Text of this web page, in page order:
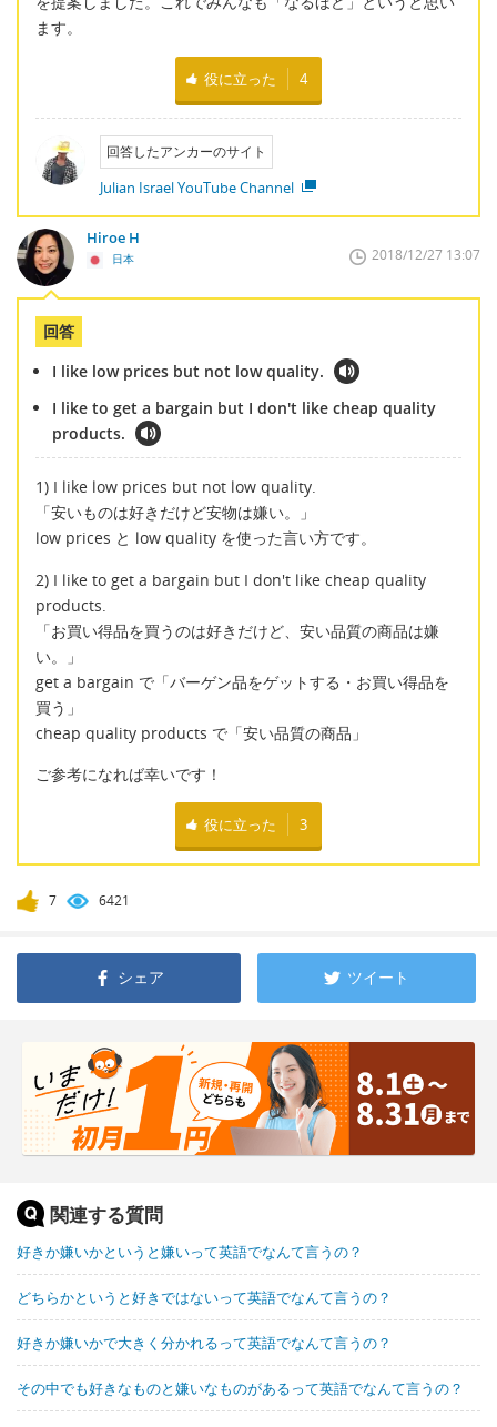
ます。
役に立った 4
回答したアンカーのサイト
Julian Israel YouTube Channel
Hiroe H
日本 2018/12/27 13:07
回答
I like low prices but not low quality.
I like to get a bargain but I don't like cheap quality
products.
1) I like low prices but not low quality.
「安いものは好きだけど安物は嫌い。」
low prices と low quality を使った言い方です。
2) I like to get a bargain but I don't like cheap quality
products.
「お買い得品を買うのは好きだけど、安い品質の商品は嫌
い。」
get a bargain で「バーゲン品をゲットする・お買い得品を
買う」
cheap quality products で「安い品質の商品」
ご参考になれば幸いです！
役に立った 3
7 6421
シェア ツイート
関連する質問
好きか嫌いかというと嫌いって英語でなんて言うの？
どちらかというと好きではないって英語でなんて言うの？
好きか嫌いかで大きく分かれるって英語でなんて言うの？
その中でも好きなものと嫌いなものがあるって英語でなんて言うの？